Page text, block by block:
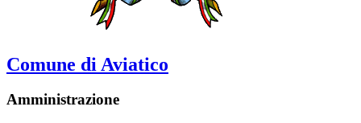
Comune di Aviatico
Amministrazione